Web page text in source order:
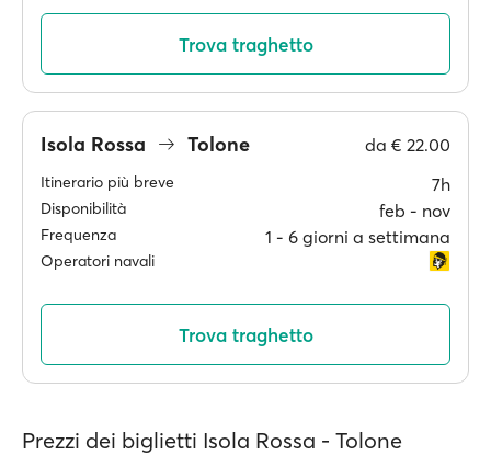
Trova traghetto
Isola Rossa Tolone da € 22.00
Itinerario più breve 7h
Disponibilità feb ‐ nov
Frequenza 1 ‐ 6 giorni a settimana
Operatori navali
Trova traghetto
Prezzi dei biglietti Isola Rossa - Tolone